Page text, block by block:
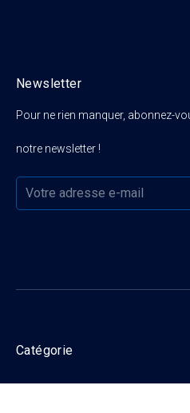
Pour ne rien manquer, abonnez-
notre newsletter !
Newsletter
Catégorie